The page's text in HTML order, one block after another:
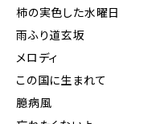
柿の実色した水曜日
雨ふり道玄坂
メロディ
この国に生まれて
臆病風